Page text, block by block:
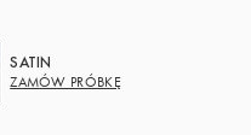
SATIN
ZAMÓW PRÓBKĘ